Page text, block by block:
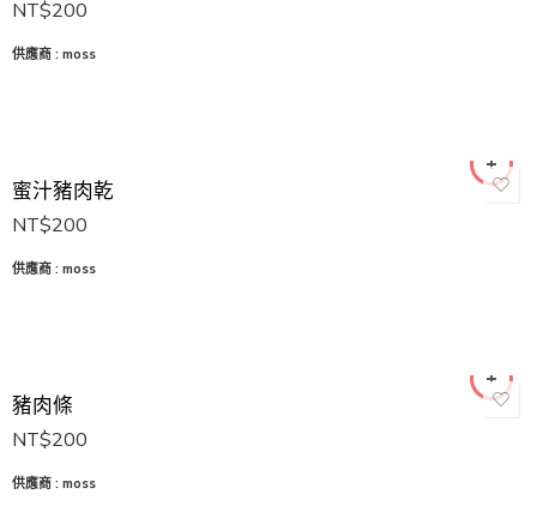
NT$200
供應商 : moss
蜜汁豬肉乾
NT$200
供應商 : moss
豬肉條
NT$200
供應商 : moss